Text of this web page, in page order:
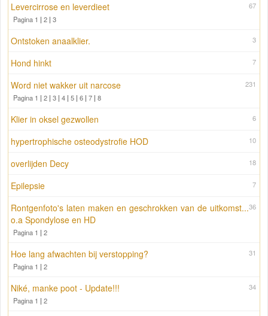
67
Levercirrose en leverdieet
Pagina 1 | 2 | 3
3
Ontstoken anaalklier.
7
Hond hinkt
231
Word niet wakker uit narcose
Pagina 1 | 2 | 3 | 4 | 5 | 6 | 7 | 8
6
Klier in oksel gezwollen
10
hypertrophische osteodystrofie HOD
18
overlijden Decy
7
Epilepsie
36
Rontgenfoto's laten maken en geschrokken van de uitkomst...
o.a Spondylose en HD
Pagina 1 | 2
31
Hoe lang afwachten bij verstopping?
Pagina 1 | 2
34
Niké, manke poot - Update!!!
Pagina 1 | 2